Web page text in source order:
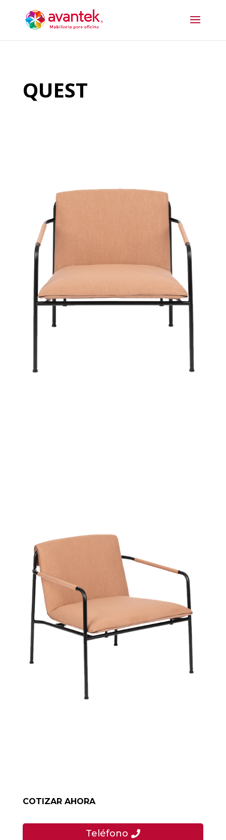
QUEST
COTIZAR AHORA
Teléfono